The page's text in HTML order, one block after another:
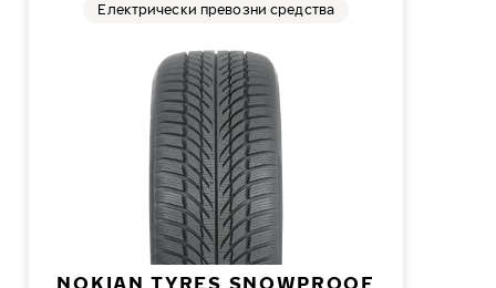
NOKIAN TYRES SNOWPROOF
Електрически превозни средства